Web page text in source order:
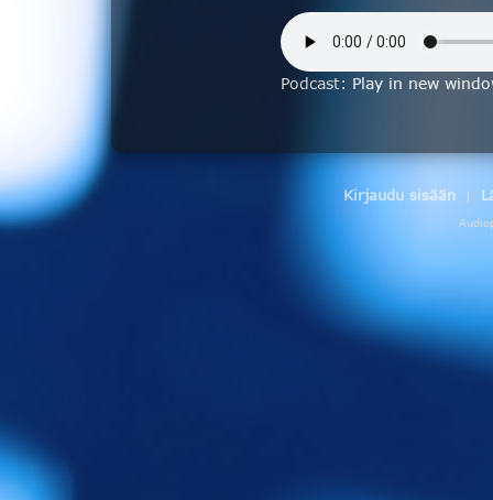
Podcast: Play in new
Kirjaudu sisään